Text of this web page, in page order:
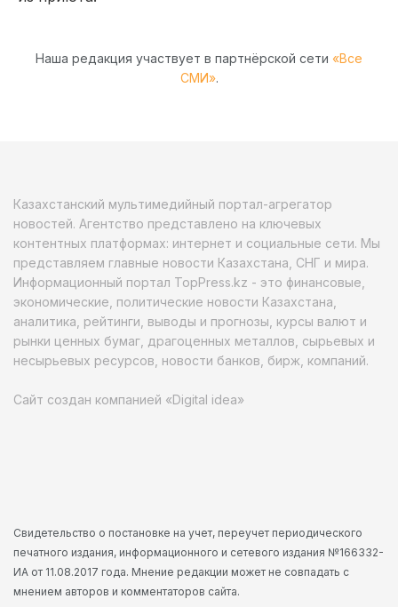
Наша редакция участвует в партнёрской сети «Все
СМИ».
Казахстанский мультимедийный портал-агрегатор
новостей. Агентство представлено на ключевых
контентных платформах: интернет и социальные сети. Мы
представляем главные новости Казахстана, СНГ и мира.
Информационный портал TopPress.kz - это финансовые,
экономические, политические новости Казахстана,
аналитика, рейтинги, выводы и прогнозы, курсы валют и
рынки ценных бумаг, драгоценных металлов, сырьевых и
несырьевых ресурсов, новости банков, бирж, компаний.
Сайт создан компанией «Digital idea»
Свидетельство о постановке на учет, переучет периодического
печатного издания, информационного и сетевого издания №166332-
ИА от 11.08.2017 года. Мнение редакции может не совпадать с
мнением авторов и комментаторов сайта.